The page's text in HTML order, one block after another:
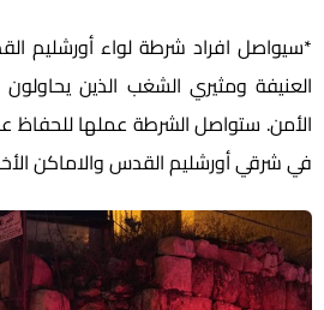
*سيواصل افراد شرطة لواء أورشليم
العنيفة ومثيري الشغب الذين
الأمن. ستواصل الشرطة عملها للحفاظ
في شرقي أورشليم القدس والاماكن